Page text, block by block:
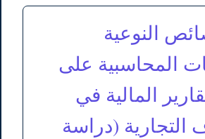
النوعية
المحاسبية على
المالية في
التجارية (دراسة